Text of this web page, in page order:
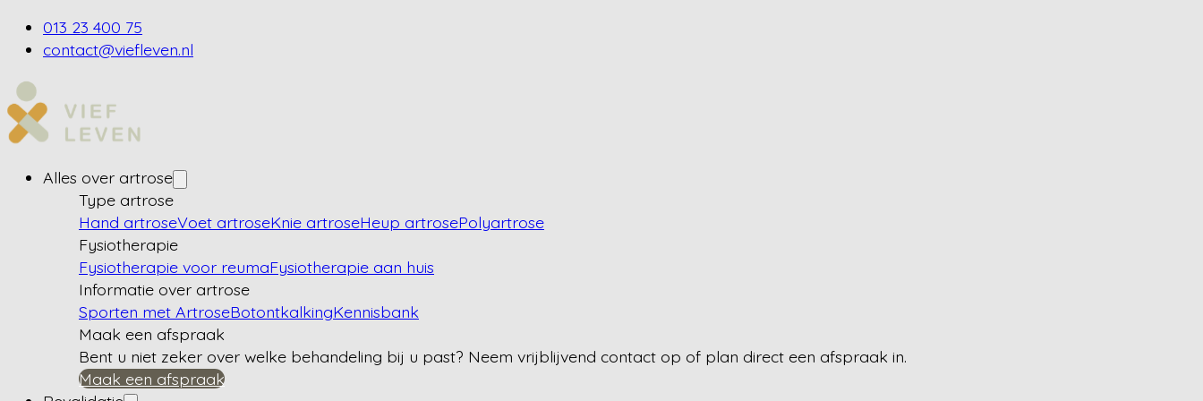
013 23 400 75
contact@viefleven.nl
Alles over artrose
Type artrose
Hand artroseVoet artroseKnie artroseHeup artrosePolyartrose
Fysiotherapie
Fysiotherapie voor reumaFysiotherapie aan huis
Informatie over artrose
Sporten met ArtroseBotontkalkingKennisbank
Maak een afspraak
Bent u niet zeker over welke behandeling bij u past? Neem vrijblijvend contact op of plan direct een afspraak in.
Maak een afspraak